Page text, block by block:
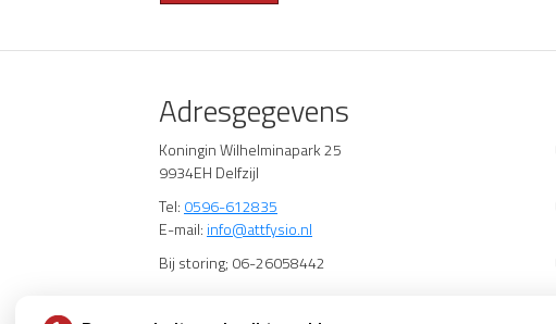
Adresgegevens
Koningin Wilhelminapark 25
9934EH Delfzijl
Tel: 0596-612835
E-mail: info@attfysio.nl
Bij storing; 06-26058442